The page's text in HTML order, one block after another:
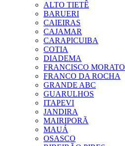
ALTO TIETÊ
BARUERI
CAIEIRAS
CAJAMAR
CARAPICUIBA
COTIA
DIADEMA
FRANCISCO MORATO
FRANCO DA ROCHA
GRANDE ABC
GUARULHOS
ITAPEVI
JANDIRA
MAIRIPORÃ
MAUÁ
OSASCO